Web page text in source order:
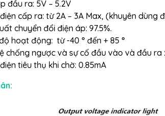
đầu ra: 5V – 5.2V
cấp ra: từ 2A – 3A Max, (khuyên dùng
chuyển đổi điện áp: 97.5%.
hoạt động: từ -40 ° đến + 85 °
chống ngược và sự cố đầu vào và đầu ra
tiêu thụ khi chờ: 0.85mA